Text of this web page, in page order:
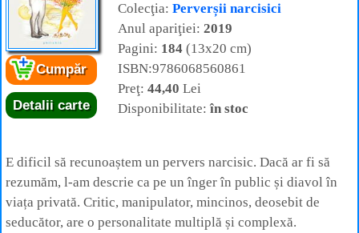
Cumpăr
Detalii carte
Colecţia: Perverșii narcisici
Anul apariţiei: 2019
Pagini: 184 (13x20 cm)
ISBN:9786068560861
Preţ: 44,40 Lei
Disponibilitate:în stoc
E dificil să recunoaștem un pervers narcisic. Dacă ar fi să
rezumăm, l-am descrie ca pe un înger în public și diavol în
viața privată. Critic, manipulator, mincinos, deosebit de
seducător, are o personalitate multiplă și complexă.